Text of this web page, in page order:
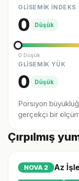
GLİSEMİK İNDEKS
0 Düşük
0 Düşük
GLİSEMİK YÜK
0 Düşük
Porsiyon
gerçekçi bir
Çırpılmış
NOVA 2 Az